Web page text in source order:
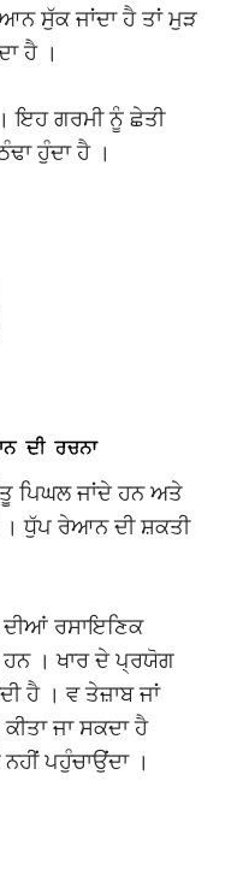
ਸੁੱਕ ਜਾਂਦਾ ਹੈ ਤਾਂ ਮੁੜ
ਹੈ ।
ਇਹ ਗਰਮੀ ਨੂੰ ਛੇਤੀ
ਹੁੰਦਾ ਹੈ ।
ਪਿਘਲ ਜਾਂਦੇ ਹਨ ਅਤੇ
। ਧੁੱਪ ਰੇਆਨ ਦੀ ਸ਼ਕਤੀ
ਦੀਆਂ ਰਸਾਇਣਿਕ
। ਖਾਰ ਦੇ ਪ੍ਰਯੋਗ
ਹੈ । ਵ ਤੇਜ਼ਾਬ ਜਾਂ
ਜਾ ਸਕਦਾ ਹੈ
ਪਹੁੰਚਾਉਂਦਾ ।